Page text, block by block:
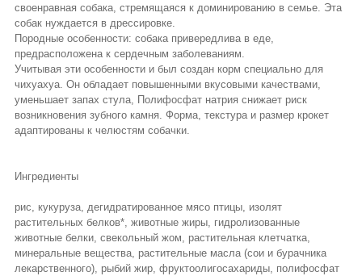
своенравная собака, стремящаяся к доминированию в семье. Эта
собак нуждается в дрессировке.
Породные особенности: собака привередлива в еде,
предрасположена к сердечным заболеваниям.
Учитывая эти особенности и был создан корм специально для
чихуахуа. Он обладает повышенными вкусовыми качествами,
уменьшает запах стула, Полифосфат натрия снижает риск
возникновения зубного камня. Форма, текстура и размер крокет
адаптированы к челюстям собачки.
Ингредиенты
рис, кукуруза, дегидратированное мясо птицы, изолят
растительных белков*, животные жиры, гидролизованные
животные белки, свекольный жом, растительная клетчатка,
минеральные вещества, растительные масла (сои и бурачника
лекарственного), рыбий жир, фруктоолигосахариды, полифосфат